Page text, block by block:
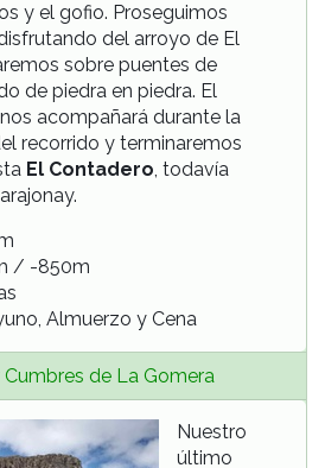
y el gofio. Proseguimos
del arroyo de El
sobre puentes de
de piedra en piedra. El
acompañará durante la
recorrido y terminaremos
El Contadero, todavía
/ -850m
Almuerzo y Cena
Cumbres de La Gomera
Nuestro
último